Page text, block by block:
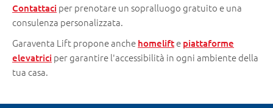
Contattaci per prenotare un sopralluogo gratuito e una
consulenza personalizzata.
Garaventa Lift propone anche homelifte piattaforme
elevatrici per garantire l'accessibilità in ogni ambiente della
tua casa.